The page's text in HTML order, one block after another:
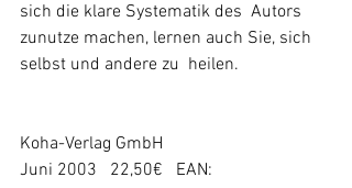
sich die klare Systematik des  Autors
zunutze machen, lernen auch Sie, sich
selbst und andere zu  heilen.
Koha-Verlag GmbH
Juni 2003   22,50€   EAN: